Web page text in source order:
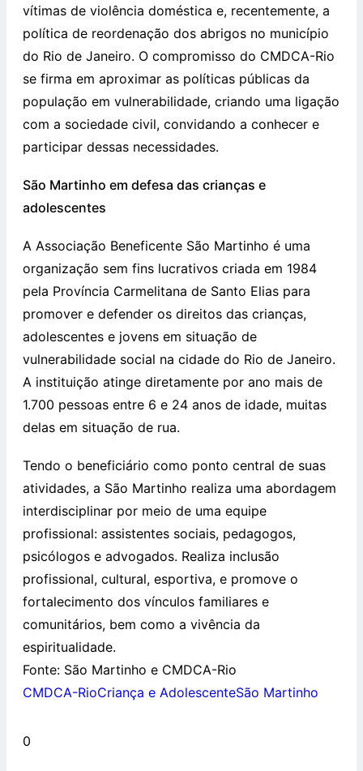
vítimas de violência doméstica e, recentemente, a
política de reordenação dos abrigos no município
do Rio de Janeiro. O compromisso do CMDCA-Rio
se firma em aproximar as políticas públicas da
população em vulnerabilidade, criando uma ligação
com a sociedade civil, convidando a conhecer e
participar dessas necessidades.
São Martinho em defesa das crianças e
adolescentes
A Associação Beneficente São Martinho é uma
organização sem fins lucrativos criada em 1984
pela Província Carmelitana de Santo Elias para
promover e defender os direitos das crianças,
adolescentes e jovens em situação de
vulnerabilidade social na cidade do Rio de Janeiro.
A instituição atinge diretamente por ano mais de
1.700 pessoas entre 6 e 24 anos de idade, muitas
delas em situação de rua.
Tendo o beneficiário como ponto central de suas
atividades, a São Martinho realiza uma abordagem
interdisciplinar por meio de uma equipe
profissional: assistentes sociais, pedagogos,
psicólogos e advogados. Realiza inclusão
profissional, cultural, esportiva, e promove o
fortalecimento dos vínculos familiares e
comunitários, bem como a vivência da
espiritualidade.
Fonte: São Martinho e CMDCA-Rio
CMDCA-RioCriança e AdolescenteSão Martinho
0